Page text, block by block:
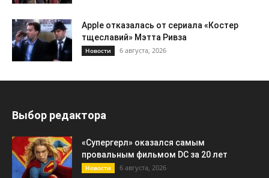
Apple отказалась от сериала «Костер
тщеславий» Мэтта Ривза
Новости 6 августа, 2026
Выбор редактора
«Супергерл» оказался самым
провальным фильмом DC за 20 лет
Новости 6 августа, 2026